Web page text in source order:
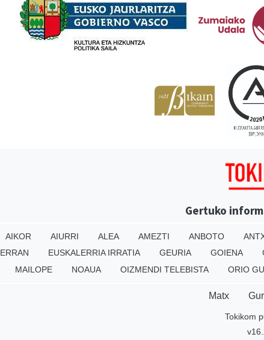
Gertuko
AIKOR AIURRI ALEA AMEZTI ANBOTO
ERRAN EUSKALERRIA IRRATIA GEURIA GOIENA
MAILOPE NOAUA OIZMENDI TELEBISTA ORIO
Matx
Tokikom